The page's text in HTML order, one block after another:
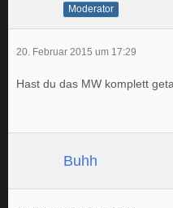
Moderator
20. Februar 2015 um 17:29
Hast du das MW komplett
Buhh